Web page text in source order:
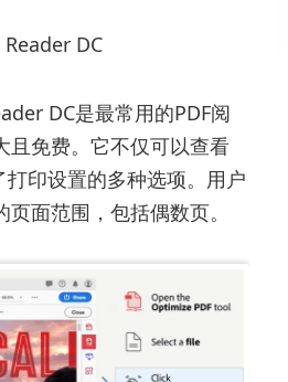
DC
DC是最常用的PDF阅
且免费。它不仅可以查看
打印设置的多种选项。用户
面范围，包括偶数页。